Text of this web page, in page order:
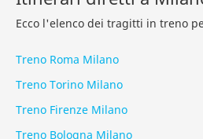
Ecco l'elenco dei tragitti in treno
Treno Roma Milano
Treno Torino Milano
Treno Firenze Milano
Treno Bologna Milano